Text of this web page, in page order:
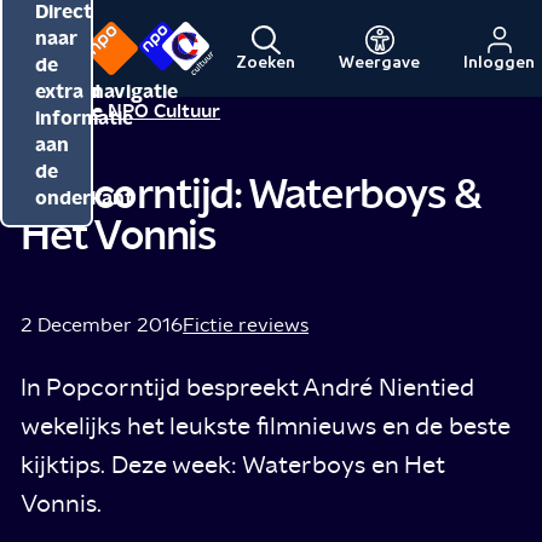
Direct
naar
de
inhoud
Direct
naar
de
hoofdnavigatie
Direct
naar
de
extra
informatie
aan
de
onderkant
Menu
Naar
de
NPO
Naar
de
NPO
Cultuur
Zoeken Weergave Inloggen
Redactie NPO Cultuur
Popcorntijd: Waterboys &
Het Vonnis
2 December 2016Fictie reviews
In Popcorntijd bespreekt André Nientied
wekelijks het leukste filmnieuws en de beste
kijktips. Deze week: Waterboys en Het
Vonnis.